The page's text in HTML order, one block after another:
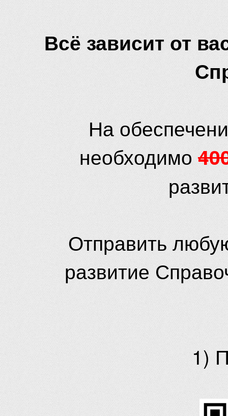
Всё зависит от
На
необходимо
Отправить
развитие
1)